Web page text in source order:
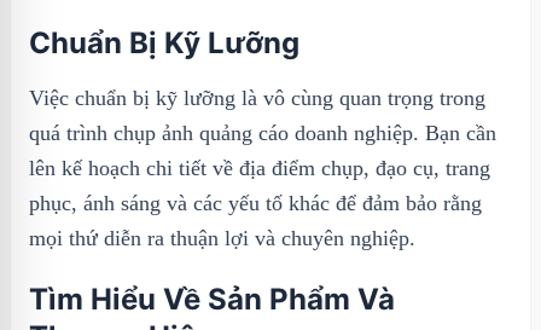
Chuẩn Bị Kỹ Lưỡng
Việc chuẩn bị kỹ lưỡng là vô cùng quan trọng trong
quá trình chụp ảnh quảng cáo doanh nghiệp. Bạn cần
lên kế hoạch chi tiết về địa điểm chụp, đạo cụ, trang
phục, ánh sáng và các yếu tố khác để đảm bảo rằng
mọi thứ diễn ra thuận lợi và chuyên nghiệp.
Tìm Hiểu Về Sản Phẩm Và